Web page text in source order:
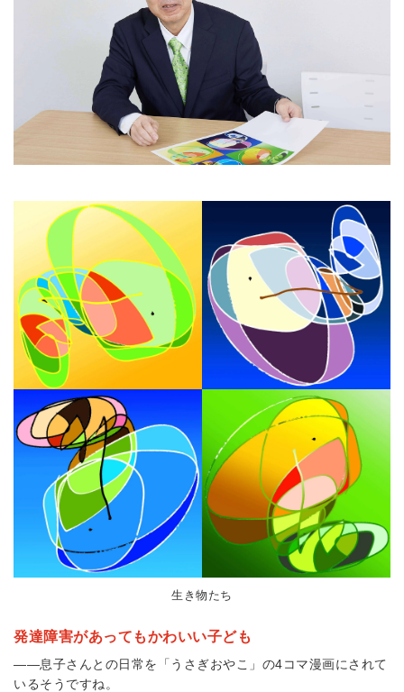
生き物たち
発達障害があってもかわいい子ども
――息子さんとの日常を「うさぎおやこ」の4コマ漫画にされて
いるそうですね。